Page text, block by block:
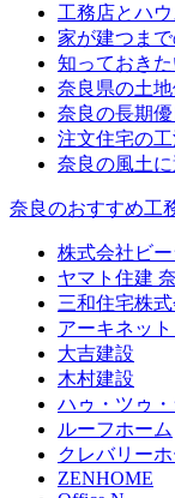
工務店とハ
家が建つま
知っておき
奈良県の土
奈良の長期
注文住宅の
奈良の風土
奈良のおすすめ工
株式会社ビ
ヤマト住建
三和住宅株
アーキネット
大吉建設
⽊村建設
ハゥ・ツゥ
ルーフホーム
クレバリー
ZENHOME